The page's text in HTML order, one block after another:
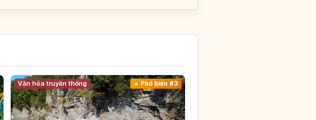
Văn hóa truyền thống Phổ biến #3